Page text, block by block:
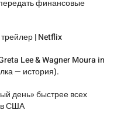
финансовые
| Netflix
Lee & Wagner Moura in
— история).
день» быстрее всех
США